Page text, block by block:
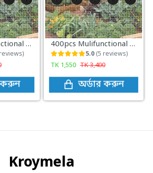
300pcs Mulifunctional Sunshade Net Fixing Clip
করুন
400pcs Mulifunctional Sunshade Net Fixing Clip
5.0 (5 reviews)
TK 1,550 TK3,400
অর্ডার করুন
Kroymela